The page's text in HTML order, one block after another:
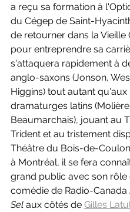
a reçu sa formation à
du Cégep de Saint-
de retourner dans la Vieille
pour entreprendre sa
s'attaquera rapidement à
anglo-saxons (Jonson,
Higgins) tout autant qu'aux
dramaturges latins
Beaumarchais), jouant au
Trident et au tristement
Théâtre du Bois-de-
à Montréal, il se fera
grand public avec son rôle
comédie de Radio-Canada
Sel aux côtés de Gilles